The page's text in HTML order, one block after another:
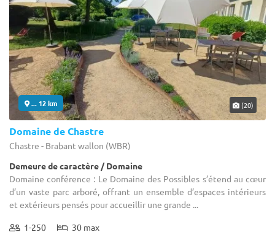
... 12 km (20)
Domaine de Chastre
Chastre - Brabant wallon (WBR)
Demeure de caractère / Domaine
Domaine conférence : Le Domaine des Possibles s’étend au cœur
d’un vaste parc arboré, offrant un ensemble d’espaces intérieurs
et extérieurs pensés pour accueillir une grande ...
1-250 30 max